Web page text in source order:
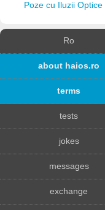
Poze cu Iluzii Optice
Ro
about haios.ro
terms
tests
jokes
messages
exchange